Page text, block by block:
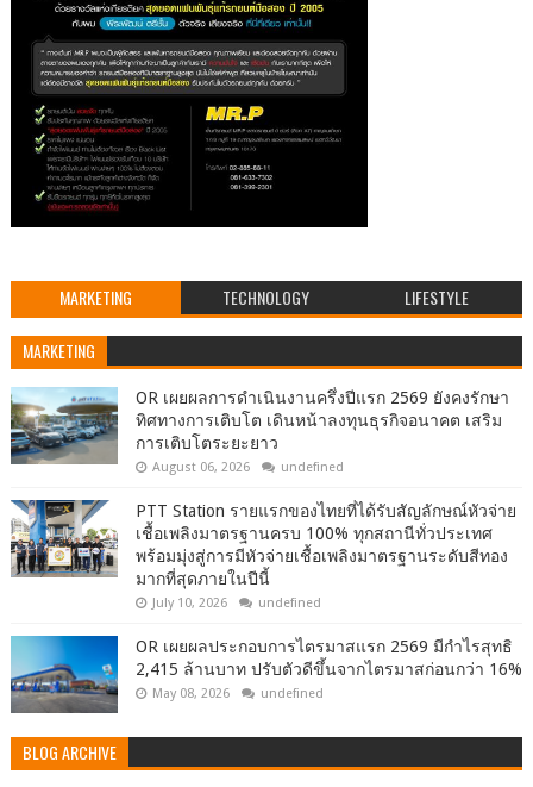
MARKETING TECHNOLOGY LIFESTYLE
MARKETING
OR เผยผลการดำเนินงานครึ่งปีแรก 2569 ยังคงรักษา
ทิศทางการเติบโต เดินหน้าลงทุนธุรกิจอนาคต เสริม
การเติบโตระยะยาว
August 06, 2026 undefined
PTT Station รายแรกของไทยที่ได้รับสัญลักษณ์หัวจ่าย
เชื้อเพลิงมาตรฐานครบ 100% ทุกสถานีทั่วประเทศ
พร้อมมุ่งสู่การมีหัวจ่ายเชื้อเพลิงมาตรฐานระดับสีทอง
มากที่สุดภายในปีนี้
July 10, 2026 undefined
OR เผยผลประกอบการไตรมาสแรก 2569 มีกำไรสุทธิ
2,415 ล้านบาท ปรับตัวดีขึ้นจากไตรมาสก่อนกว่า 16%
May 08, 2026 undefined
BLOG ARCHIVE